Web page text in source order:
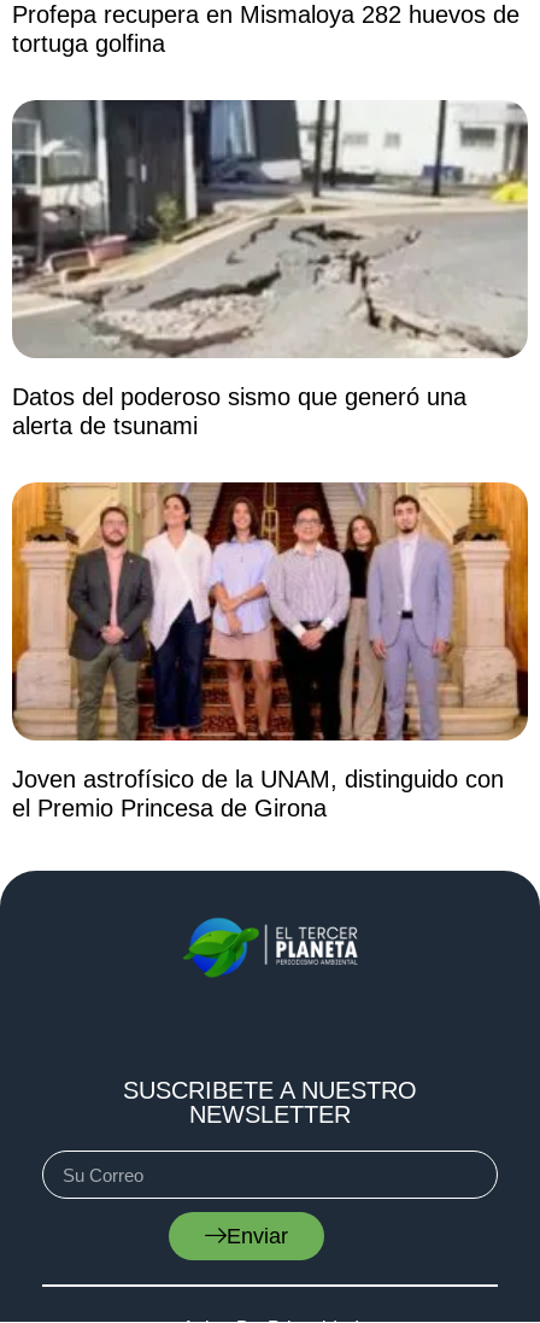
Profepa recupera en Mismaloya 282 huevos de
tortuga golfina
Datos del poderoso sismo que generó una
alerta de tsunami
Joven astrofísico de la UNAM, distinguido con
el Premio Princesa de Girona
SUSCRIBETE A NUESTRO
NEWSLETTER
Enviar